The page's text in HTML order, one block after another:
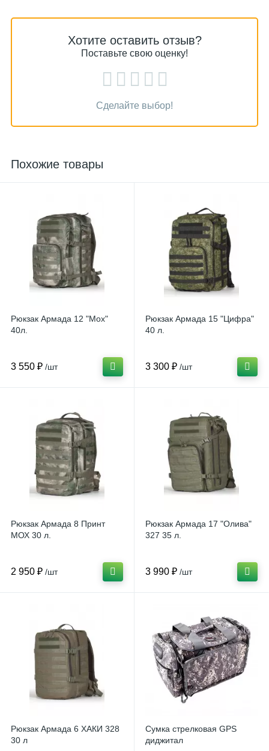
Хотите оставить отзыв?
Поставьте свою оценку!
Сделайте выбор!
Похожие товары
Рюкзак Армада 12 "Мох"
40л.
3 550 ₽ /шт
Рюкзак Армада 15 "Цифра"
40 л.
3 300 ₽ /шт
Рюкзак Армада 8 Принт
МОХ 30 л.
2 950 ₽ /шт
Рюкзак Армада 17 "Олива"
327 35 л.
3 990 ₽ /шт
Рюкзак Армада 6 ХАКИ 328
30 л
Сумка стрелковая GPS
диджитал